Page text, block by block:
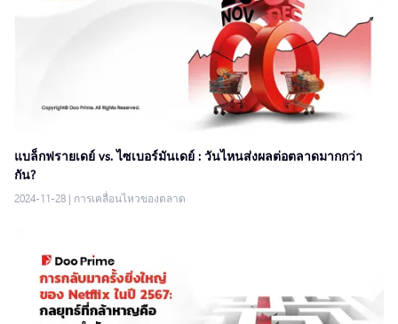
แบล็กฟรายเดย์ vs. ไซเบอร์มันเดย์ : วันไหนส่งผลต่อตลาดมากกว่า
กัน?
2024-11-28 | การเคลื่อนไหวของตลาด